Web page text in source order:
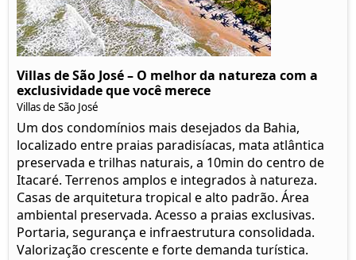
Villas de São José – O melhor da natureza com a
exclusividade que você merece
Villas de São José
Um dos condomínios mais desejados da Bahia,
localizado entre praias paradisíacas, mata atlântica
preservada e trilhas naturais, a 10min do centro de
Itacaré. Terrenos amplos e integrados à natureza.
Casas de arquitetura tropical e alto padrão. Área
ambiental preservada. Acesso a praias exclusivas.
Portaria, segurança e infraestrutura consolidada.
Valorização crescente e forte demanda turística.